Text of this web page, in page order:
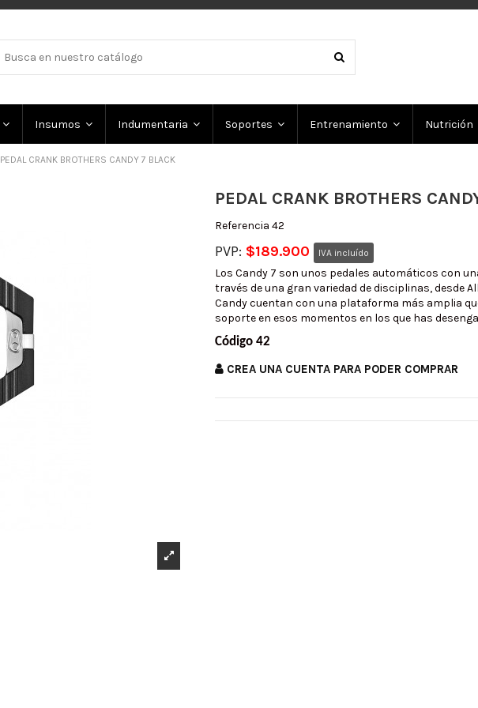
Insumos Indumentaria Soportes Entrenamiento Nutrición
PEDAL CRANK BROTHERS CANDY 7 BLACK
PEDAL CRANK BROTHERS
Referencia 42
PVP: $189.900 IVA incluído
Los Candy 7 son unos pedales automáticos con
través de una gran variedad de disciplinas, desde
Candy cuentan con una plataforma más amplia
soporte en esos momentos en los que has
Código 42
CREA UNA CUENTA PARA PODER COMPRAR